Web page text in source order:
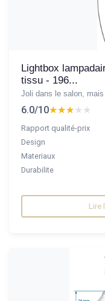
Lightbox
tissu - 196...
Joli dans le salon,
6.0/10★★★★★
★★★★★
Rapport qualité-prix
Design
Materiaux
Durabilite
Lire